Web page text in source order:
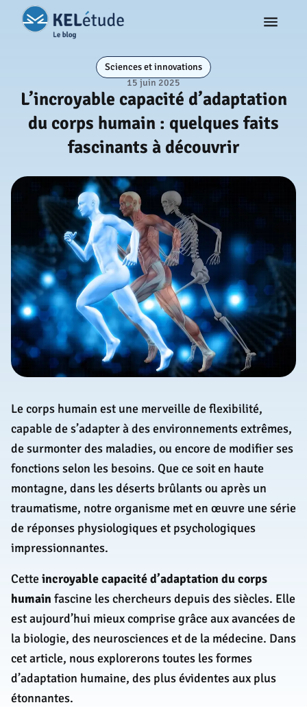
Sciences et innovations
15 juin 2025
L’incroyable capacité d’adaptation
du corps humain : quelques faits
fascinants à découvrir
Le corps humain est une merveille de flexibilité,
capable de s’adapter à des environnements extrêmes,
de surmonter des maladies, ou encore de modifier ses
fonctions selon les besoins. Que ce soit en haute
montagne, dans les déserts brûlants ou après un
traumatisme, notre organisme met en œuvre une série
de réponses physiologiques et psychologiques
impressionnantes.
Cetteincroyable capacité d’adaptation du corps
humain fascine les chercheurs depuis des siècles. Elle
est aujourd’hui mieux comprise grâce aux avancées de
la biologie, des neurosciences et de la médecine. Dans
cet article, nous explorerons toutes les formes
d’adaptation humaine, des plus évidentes aux plus
étonnantes.